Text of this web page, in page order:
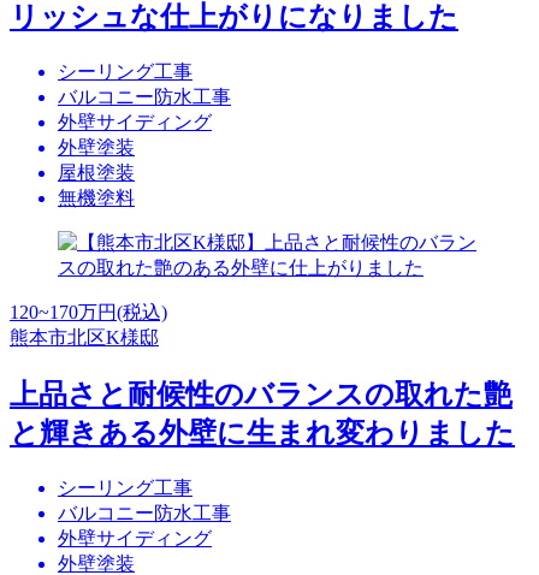
リッシュな仕上がりになりました
シーリング工事
バルコニー防水工事
外壁サイディング
外壁塗装
屋根塗装
無機塗料
120~170万円(税込)
熊本市北区K様邸
上品さと耐候性のバランスの取れた艶
と輝きある外壁に生まれ変わりました
シーリング工事
バルコニー防水工事
外壁サイディング
外壁塗装